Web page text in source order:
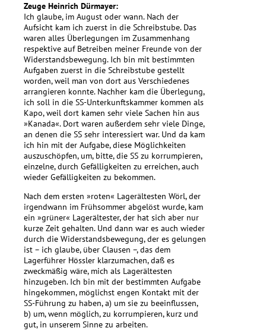
Zeuge Heinrich Dürmayer:
Ich glaube, im August oder wann. Nach der
Aufsicht kam ich zuerst in die Schreibstube. Das
waren alles Überlegungen im Zusammenhang
respektive auf Betreiben meiner Freunde von der
Widerstandsbewegung. Ich bin mit bestimmten
Aufgaben zuerst in die Schreibstube gestellt
worden, weil man von dort aus Verschiedenes
arrangieren konnte. Nachher kam die Überlegung,
ich soll in die SS-Unterkunftskammer kommen als
Kapo, weil dort kamen sehr viele Sachen hin aus
»Kanada«. Dort waren außerdem sehr viele Dinge,
an denen die SS sehr interessiert war. Und da kam
ich hin mit der Aufgabe, diese Möglichkeiten
auszuschöpfen, um, bitte, die SS zu korrumpieren,
einzelne, durch Gefälligkeiten zu erreichen, auch
wieder Gefälligkeiten zu bekommen.
Nach dem ersten »roten« Lagerältesten Wörl, der
irgendwann im Frühsommer abgelöst wurde, kam
ein »grüner« Lagerältester, der hat sich aber nur
kurze Zeit gehalten. Und dann war es auch wieder
durch die Widerstandsbewegung, der es gelungen
ist – ich glaube, über Clausen –, das dem
Lagerführer Hössler klarzumachen, daß es
zweckmäßig wäre, mich als Lagerältesten
hinzugeben. Ich bin mit der bestimmten Aufgabe
hingekommen, möglichst engen Kontakt mit der
SS-Führung zu haben, a) um sie zu beeinflussen,
b) um, wenn möglich, zu korrumpieren, kurz und
gut, in unserem Sinne zu arbeiten.